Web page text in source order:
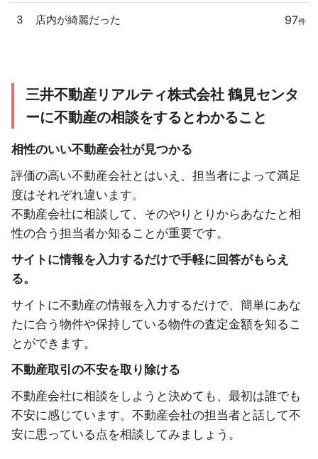
3 店内が綺麗だった 97件
三井不動産リアルティ株式会社 鶴見センタ
ーに不動産の相談をするとわかること
相性のいい不動産会社が見つかる
評価の高い不動産会社とはいえ、担当者によって満足
度はそれぞれ違います。
不動産会社に相談して、そのやりとりからあなたと相
性の合う担当者か知ることが重要です。
サイトに情報を入力するだけで手軽に回答がもらえ
る。
サイトに不動産の情報を入力するだけで、簡単にあな
たに合う物件や保持している物件の査定金額を知るこ
とができます。
不動産取引の不安を取り除ける
不動産会社に相談をしようと決めても、最初は誰でも
不安に感じています。不動産会社の担当者と話して不
安に思っている点を相談してみましょう。